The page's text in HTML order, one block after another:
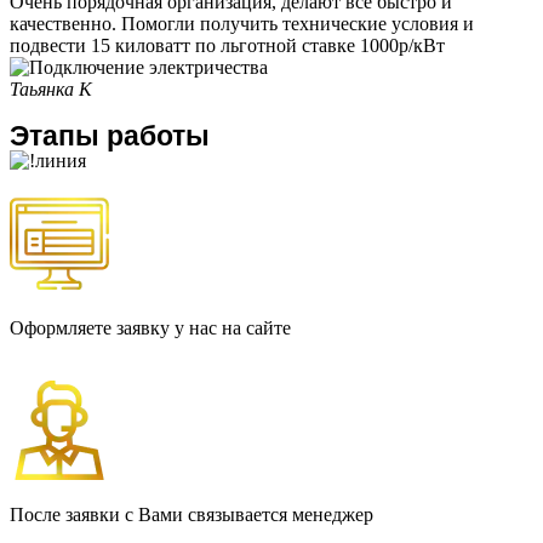
качественно. Помогли получить технические условия и
подвести 15 киловатт по льготной ставке 1000р/кВт
Таьянка К
Этапы работы
Оформляете заявку у нас на сайте
После заявки с Вами связывается менеджер